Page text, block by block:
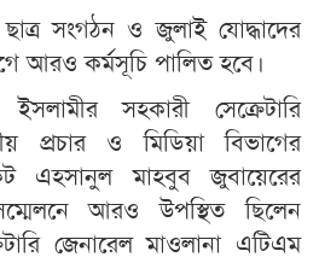
সংগঠন ও জুলাই যোদ্ধাদের
আরও কর্মসূচি পালিত হবে।
সহকারী সেক্রেটারি
প্রচার ও মিডিয়া বিভাগের
এহসানুল মাহবুব জুবায়েরের
আরও উপস্থিত ছিলেন
জেনারেল মাওলানা এটিএম